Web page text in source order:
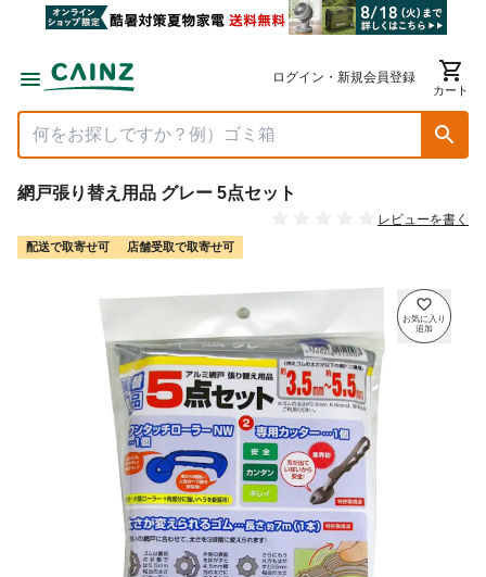
ログイン・新規会員登録
カート
網戸張り替え用品 グレー 5点セット
レビューを書く
配送で取寄せ可 店舗受取で取寄せ可